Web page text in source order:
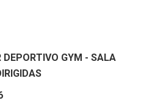
GYM - SALA